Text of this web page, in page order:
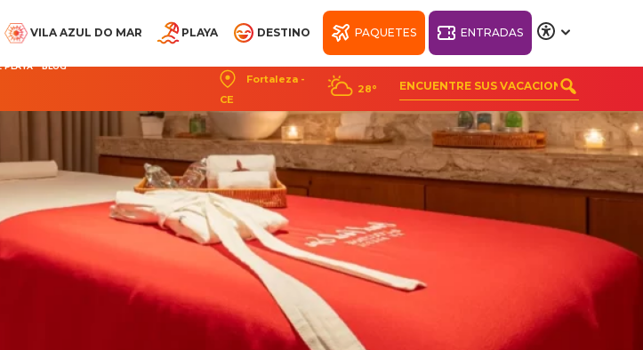
VILA AZUL DO MAR PLAYA DESTINO PAQUETES ENTRADAS
PLAYA BLOG
Fortaleza -
CE
28°
PARQUE ARVORAR
BEACH PARK
RESORT
SUITES DEL BEACH
PARK RESORT
BIENESTAR BEACH
PARK RESORT